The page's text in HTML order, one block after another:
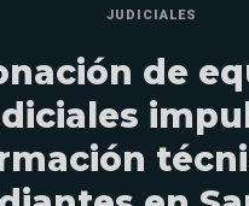
JUDICIALES
de